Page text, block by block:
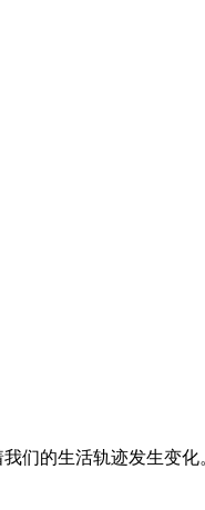
们的生活轨迹发生变